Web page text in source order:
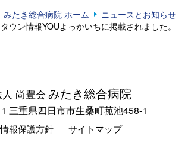
みたき総合病院 ホーム
ニュースとお知らせ
タウン情報YOUよっかいちに掲載されました。
尚豊会 みたき総合病院
三重県四日市市生桑町菰池458-1
報保護方針 サイトマップ